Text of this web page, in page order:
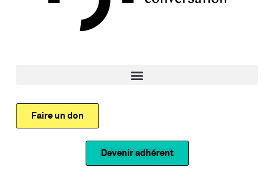
Faire un don
Devenir adhérent